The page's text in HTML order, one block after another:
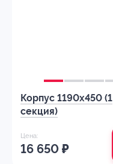
Корпус 1190х450 (1
секция)
Цена:
16 650 ₽